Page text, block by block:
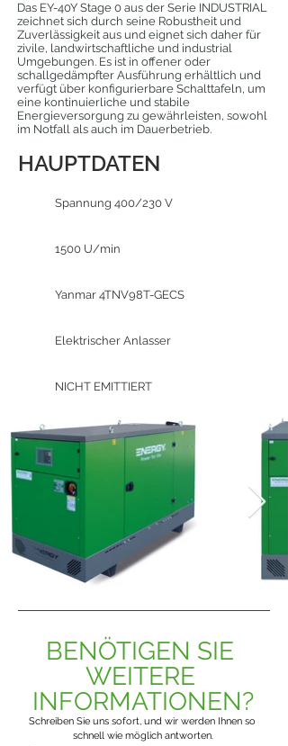
Das EY-40Y Stage 0 aus der Serie INDUSTRIAL
zeichnet sich durch seine Robustheit und
Zuverlässigkeit aus und eignet sich daher für
zivile, landwirtschaftliche und industrial
Umgebungen. Es ist in offener oder
schallgedämpfter Ausführung erhältlich und
verfügt über konfigurierbare Schalttafeln, um
eine kontinuierliche und stabile
Energieversorgung zu gewährleisten, sowohl
im Notfall als auch im Dauerbetrieb.
HAUPTDATEN
Spannung 400/230 V
1500 U/min
Yanmar 4TNV98T-GECS
Elektrischer Anlasser
NICHT EMITTIERT
BENÖTIGEN SIE
WEITERE
INFORMATIONEN?
Schreiben Sie uns sofort, und wir werden Ihnen so
schnell wie möglich antworten.